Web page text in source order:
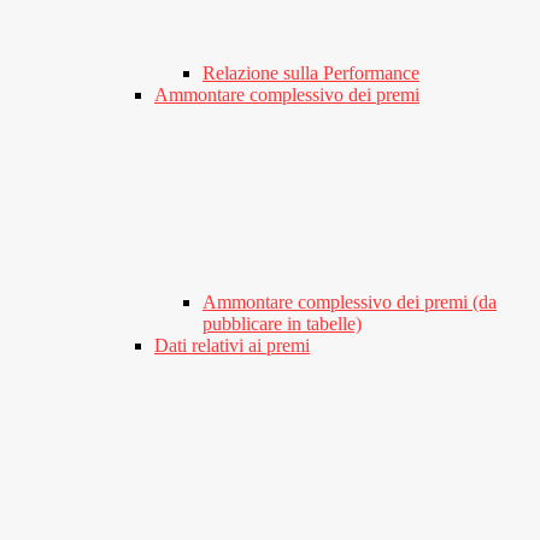
Relazione sulla Performance
Ammontare complessivo dei premi
Ammontare complessivo dei premi (da
pubblicare in tabelle)
Dati relativi ai premi